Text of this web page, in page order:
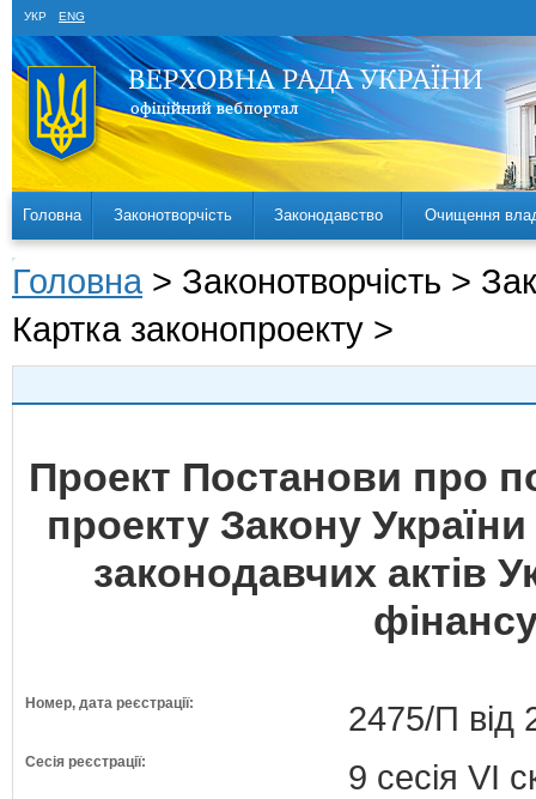
УКР ENG
Головна Законотворчість Законодавство Очищення
Головна > Законотворчість >
Картка законопроекту >
Проект Постанови про
проекту Закону
законодавчих актів
Номер, дата реєстрації: 2475/П від
Сесія реєстрації: 9 сесія VI